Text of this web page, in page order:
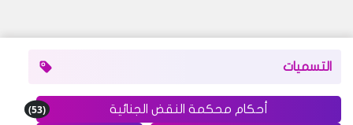
التسميات
أحكام محكمة النقض الجنائية (53)